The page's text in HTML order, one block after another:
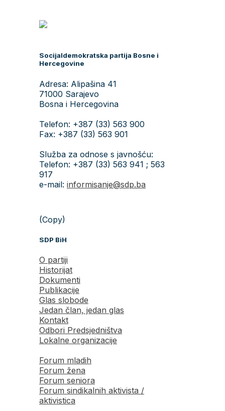
Socijaldemokratska partija Bosne i
Hercegovine
Adresa: Alipašina 41
71000 Sarajevo
Bosna i Hercegovina
Telefon: +387 (33) 563 900
Fax: +387 (33) 563 901
Služba za odnose s javnošću:
Telefon: +387 (33) 563 941 ; 563
917
e-mail: informisanje@sdp.ba
(Copy)
SDP BiH
O partiji
Historijat
Dokumenti
Publikacije
Glas slobode
Jedan član, jedan glas
Kontakt
Odbori Predsjedništva
Lokalne organizacije
Forum mladih
Forum žena
Forum seniora
Forum sindikalnih aktivista /
aktivistica